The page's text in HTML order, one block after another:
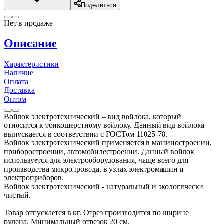
Поделиться
Нет в продаже
Описание
Характеристики
Наличие
Оплата
Доставка
Оптом
Войлок электротехнический – вид войлока, который
относится к тонкошерстному войлоку. Данный вид войлока
выпускается в соответствии с ГОСТом 11025-78.
Войлок электротехнический применяется в машиностроении,
приборостроении, автомобилестроении. Данный войлок
используется для электрооборудования, чаще всего для
производства микропровода, в узлах электромашин и
электроприборов.
Войлок электротехнический - натуральный и экологически
чистый.
Товар отпускается в кг. Отрез производится по ширине
рулона. Минимальный отрезок 20 см.